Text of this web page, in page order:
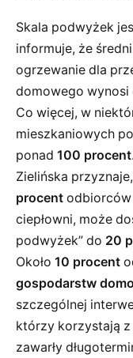
Skala podwyżek
informuje, że
ogrzewanie dla
domowego wynosi
Co więcej, w
mieszkaniowych
ponad 100 procent
Zielińska
procent
ciepłowni, może
podwyżek” do 20
Około 10 procent
gospodarstw
szczególnej
którzy korzystają z
zawarły